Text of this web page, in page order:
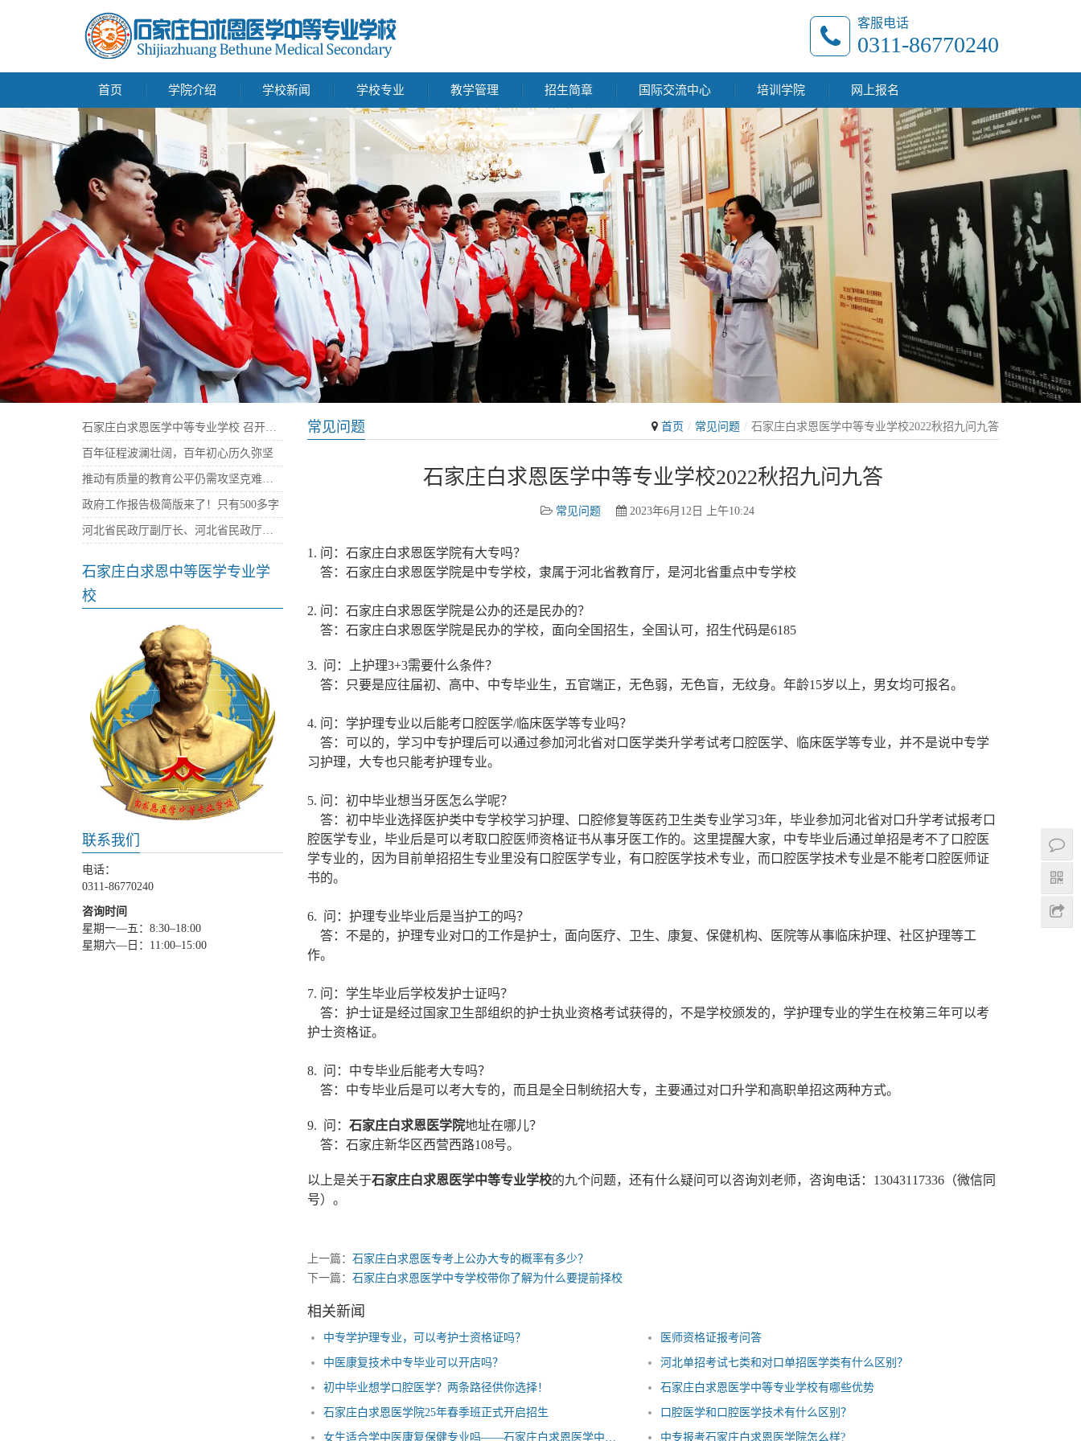
客服电话
0311-86770240
首页 学院介绍 学校新闻 学校专业 教学管理 招生简章 国际交流中心 培训学院 网上报名
首页 常见问题 石家庄白求恩医学中等专业学校2022秋招九问九答
常见问题
石家庄白求恩医学中等专业学校2022秋招九问九答
常见问题 2023年6月12日 上午10:24
1. 问：石家庄白求恩医学院有大专吗？
答：石家庄白求恩医学院是中专学校，隶属于河北省教育厅，是河北省重点中专学校
2. 问：石家庄白求恩医学院是公办的还是民办的？
答：石家庄白求恩医学院是民办的学校，面向全国招生，全国认可，招生代码是6185
3. 问：上护理3+3需要什么条件？
答：只要是应往届初、高中、中专毕业生，五官端正，无色弱，无色盲，无纹身。年龄15岁以上，男女均可报名。
4. 问：学护理专业以后能考口腔医学/临床医学等专业吗？
答：可以的，学习中专护理后可以通过参加河北省对口医学类升学考试考口腔医学、临床医学等专业，并不是说中专学
习护理，大专也只能考护理专业。
5. 问：初中毕业想当牙医怎么学呢？
答：初中毕业选择医护类中专学校学习护理、口腔修复等医药卫生类专业学习3年，毕业参加河北省对口升学考试报考口
腔医学专业，毕业后是可以考取口腔医师资格证书从事牙医工作的。这里提醒大家，中专毕业后通过单招是考不了口腔医
学专业的，因为目前单招招生专业里没有口腔医学专业，有口腔医学技术专业，而口腔医学技术专业是不能考口腔医师证
书的。
6. 问：护理专业毕业后是当护工的吗？
答：不是的，护理专业对口的工作是护士，面向医疗、卫生、康复、保健机构、医院等从事临床护理、社区护理等工
作。
7. 问：学生毕业后学校发护士证吗？
答：护士证是经过国家卫生部组织的护士执业资格考试获得的，不是学校颁发的，学护理专业的学生在校第三年可以考
护士资格证。
8. 问：中专毕业后能考大专吗？
答：中专毕业后是可以考大专的，而且是全日制统招大专，主要通过对口升学和高职单招这两种方式。
9. 问： 石家庄白求恩医学院地址在哪儿？
答：石家庄新华区西营西路108号。
以上是关于石家庄白求恩医学中等专业学校的九个问题，还有什么疑问可以咨询刘老师，咨询电话：13043117336（微信同
号）。
上一篇： 石家庄白求恩医专考上公办大专的概率有多少？
下一篇： 石家庄白求恩医学中专学校带你了解为什么要提前择校
相关新闻
中专学护理专业，可以考护士资格证吗？ 医师资格证报考问答
中医康复技术中专毕业可以开店吗？ 河北单招考试七类和对口单招医学类有什么区别？
初中毕业想学口腔医学？两条路径供你选择！ 石家庄白求恩医学中等专业学校有哪些优势
石家庄白求恩医学院25年春季班正式开启招生 口腔医学和口腔医学技术有什么区别？
中专报考石家庄白求恩医学院怎么样?
百年征程波澜壮阔，百年初心历久弥坚
政府工作报告极简版来了！只有500多字
石家庄白求恩中等医学专业学
校
联系我们
电话：
0311-86770240
咨询时间
星期一—五：8:30–18:00
星期六—日：11:00–15:00